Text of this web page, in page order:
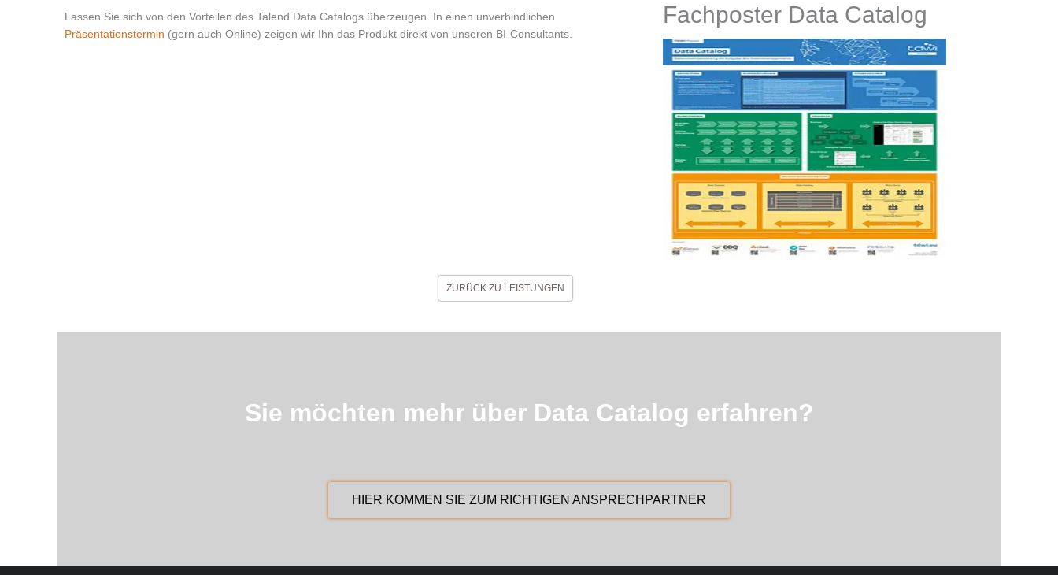
Lassen Sie sich von den Vorteilen des Talend Data Catalogs überzeugen. In einen unverbindlichen
Präsentationstermin (gern auch Online) zeigen wir Ihn das Produkt direkt von unseren BI-Consultants.
Fachposter Data Catalog
ZURÜCK ZU LEISTUNGEN
Sie möchten mehr über Data Catalog erfahren?
HIER KOMMEN SIE ZUM RICHTIGEN ANSPRECHPARTNER